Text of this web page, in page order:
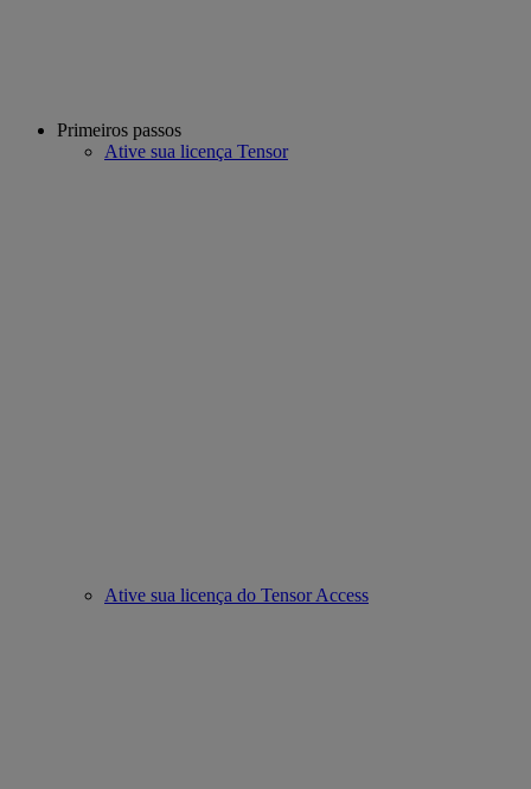
Primeiros passos
Ative sua licença Tensor
Ative sua licença do Tensor Access